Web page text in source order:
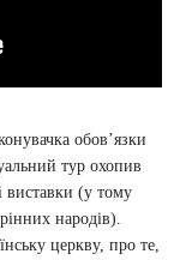
обов’язки
тур охопив
виставки (у тому
народів).
церкву, про те,